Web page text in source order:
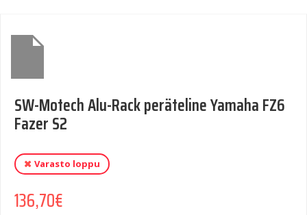
SW-Motech Alu-Rack peräteline Yamaha FZ6
Fazer S2
Varasto loppu
136,70€